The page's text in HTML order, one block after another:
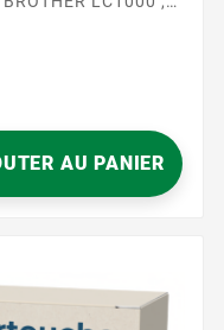
Ces cartouches
des
à la...
AU PANIER